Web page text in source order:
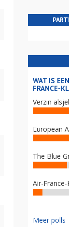
WAT IS
FRANCE-
Verzin
European
The Blue
Air-France-
Meer polls